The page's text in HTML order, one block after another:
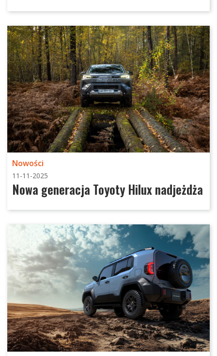
Nowości
11-11-2025
Nowa generacja Toyoty Hilux nadjeżdża